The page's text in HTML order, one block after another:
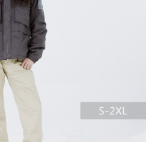
代理人或監護人之同意方可使用
辦者引起之損失，本公司不負相關責
依據個別帳號之用戶狀況，依本公司即
額度不足之情形，本公司將視審查結果
人資訊註冊。若發現惡意使用之情形，
用戶之使用額度並採取法律行動。